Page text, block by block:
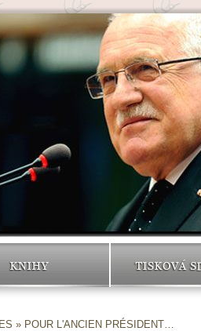
KNIHY TISKOVÁ
» POUR L'ANCIEN PRÉSIDENT…